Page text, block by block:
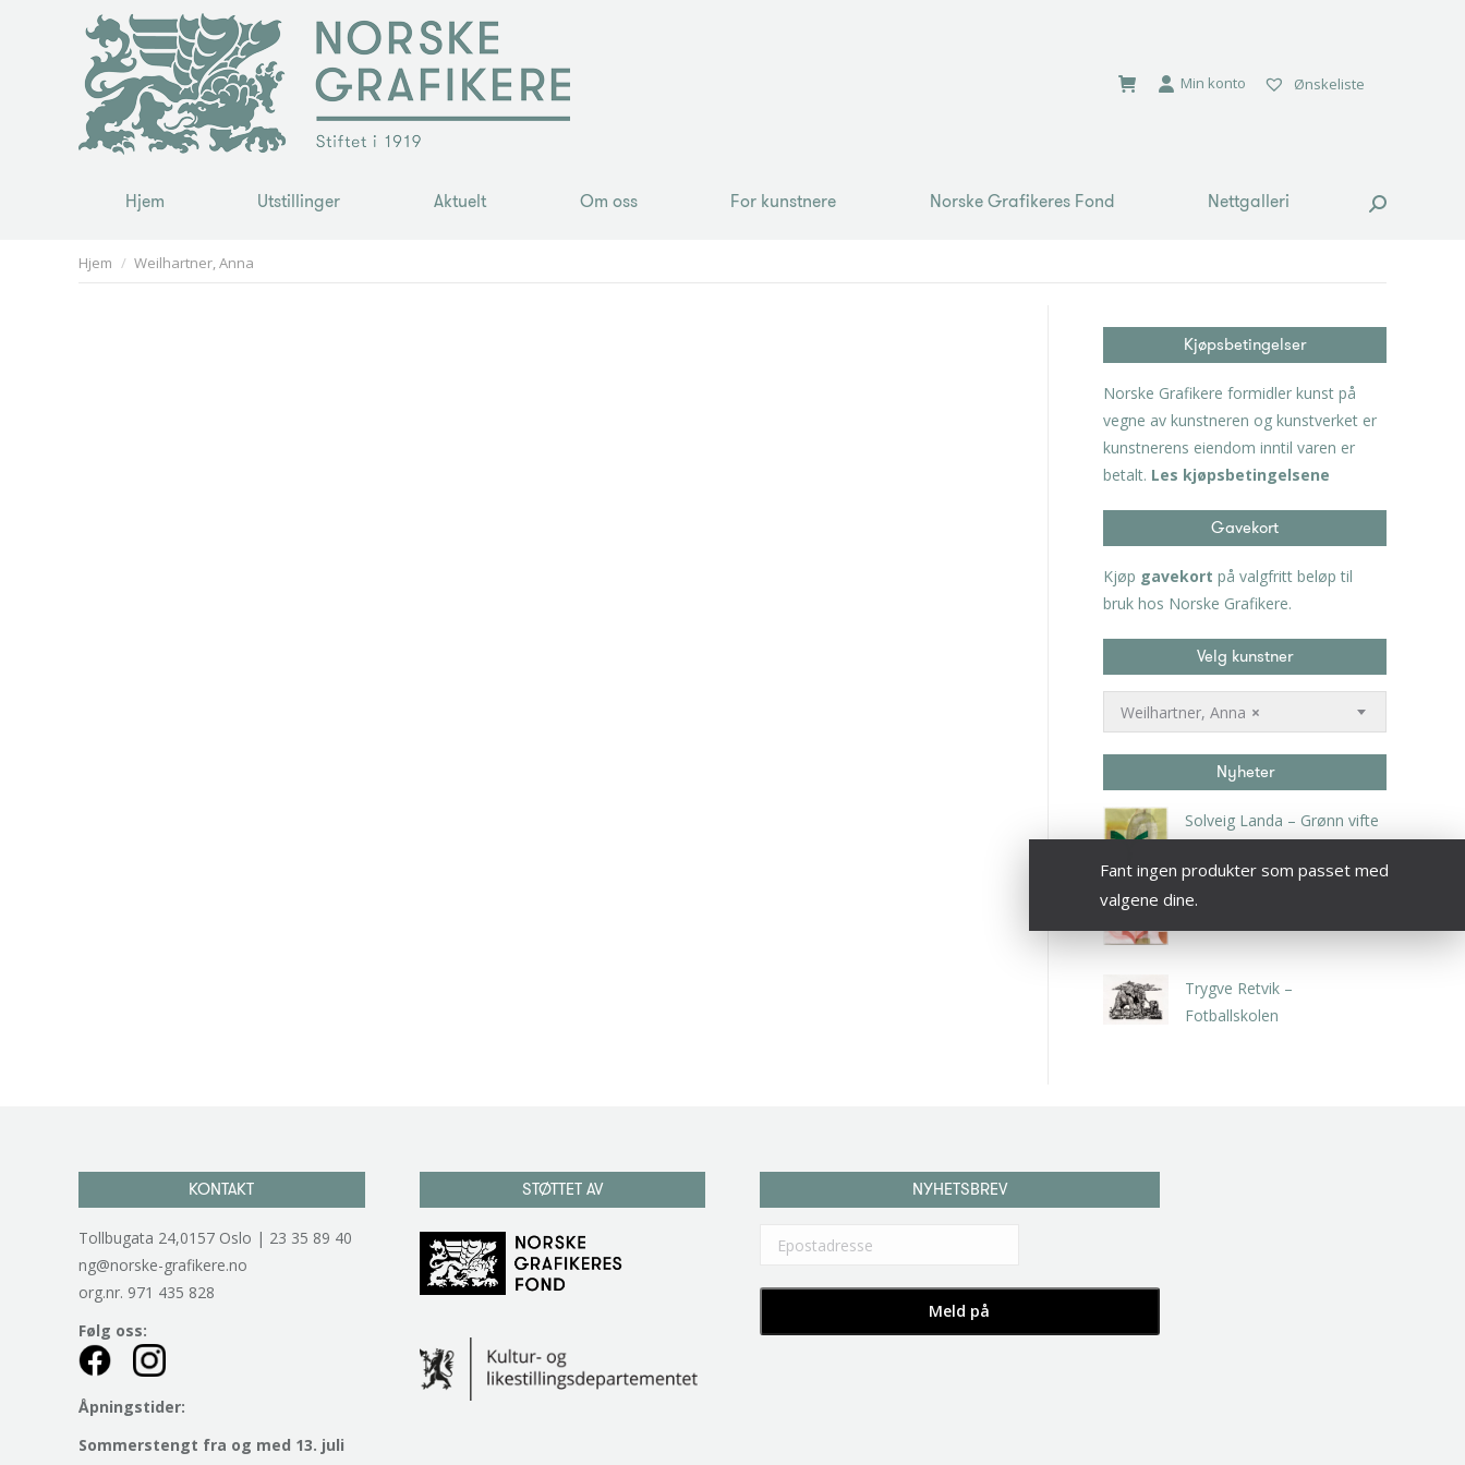
Min konto Ønskeliste
Hjem Utstillinger Aktuelt Om oss For kunstnere Norske Grafikeres Fond Nettgalleri Search:
You are here:
Hjem Weilhartner, Anna
Fant ingen produkter som passet med
valgene dine.
Kjøpsbetingelser
Norske Grafikere formidler kunst på
vegne av kunstneren og kunstverket er
kunstnerens eiendom inntil varen er
betalt. Les kjøpsbetingelsene
Gavekort
Kjøp gavekort på valgfritt beløp til
bruk hos Norske Grafikere.
Velg kunstner
×
Weilhartner, Anna
Nyheter
Solveig Landa – Grønn vifte
Solveig Landa – Rosa vifte
Trygve Retvik –
Fotballskolen
KONTAKT
Tollbugata 24,0157 Oslo | 23 35 89 40
ng@norske-grafikere.no
org.nr. 971 435 828
Følg oss:
Åpningstider:
Sommerstengt fra og med 13. juli
STØTTET AV NYHETSBREV
Hjem Utstillinger Aktuelt